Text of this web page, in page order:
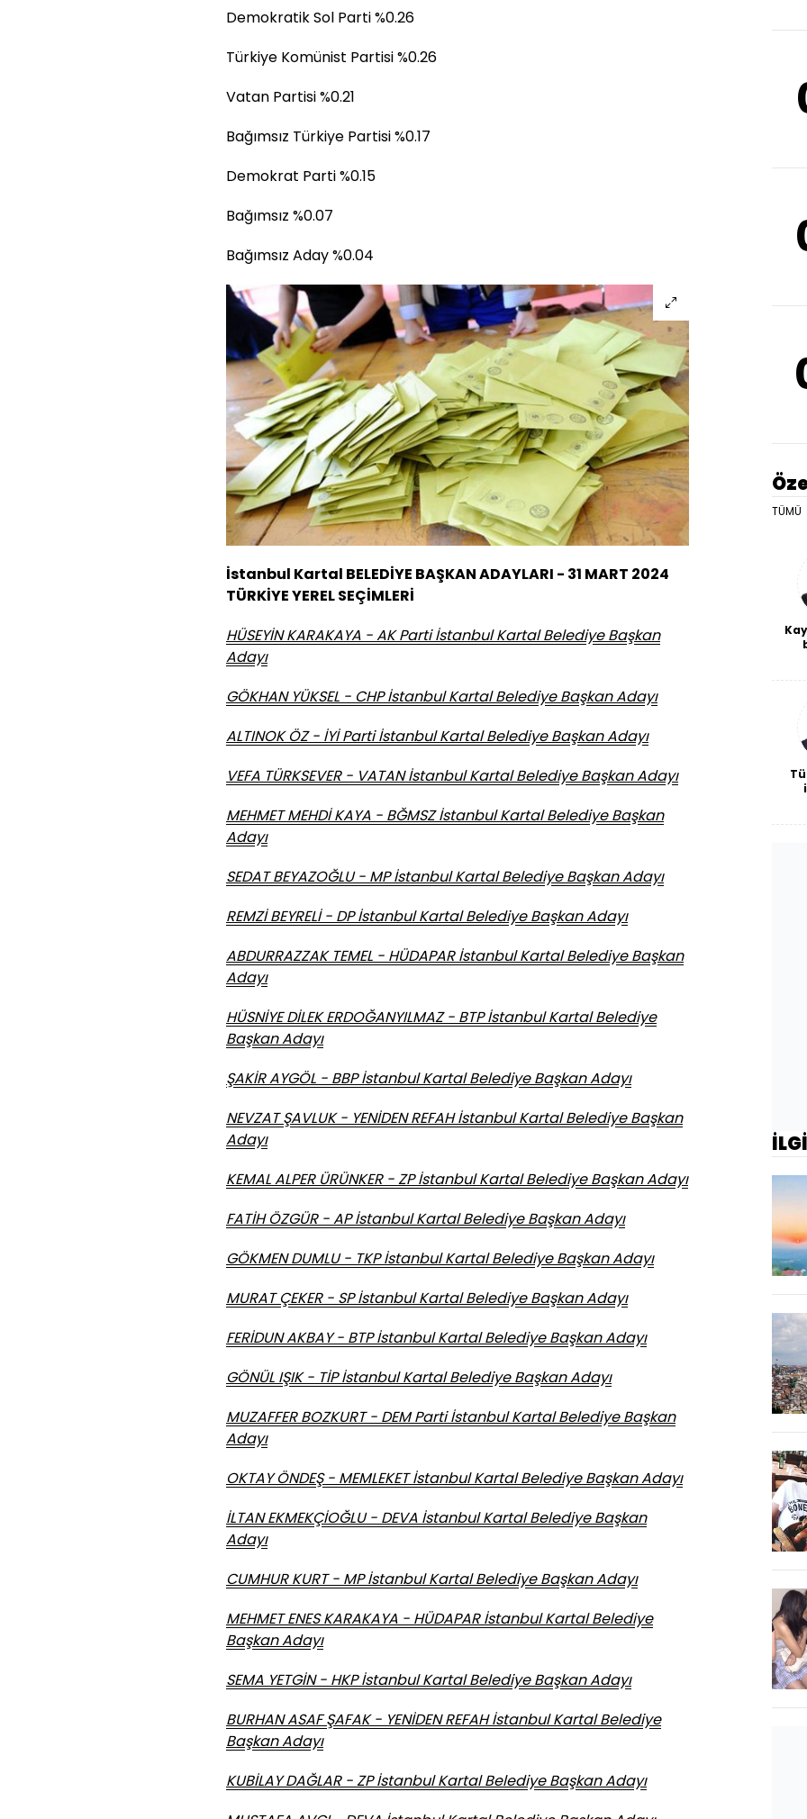
Demokratik Sol Parti %0.26
Türkiye Komünist Partisi %0.26
Vatan Partisi %0.21
Bağımsız Türkiye Partisi %0.17
Demokrat Parti %0.15
Bağımsız %0.07
Bağımsız Aday %0.04
İstanbul Kartal BELEDİYE BAŞKAN ADAYLARI - 31 MART 2024
TÜRKİYE YEREL SEÇİMLERİ
HÜSEYİN KARAKAYA - AK Parti İstanbul Kartal Belediye Başkan
Adayı
GÖKHAN YÜKSEL - CHP İstanbul Kartal Belediye Başkan Adayı
ALTINOK ÖZ - İYİ Parti İstanbul Kartal Belediye Başkan Adayı
VEFA TÜRKSEVER - VATAN İstanbul Kartal Belediye Başkan Adayı
MEHMET MEHDİ KAYA - BĞMSZ İstanbul Kartal Belediye Başkan
Adayı
SEDAT BEYAZOĞLU - MP İstanbul Kartal Belediye Başkan Adayı
REMZİ BEYRELİ - DP İstanbul Kartal Belediye Başkan Adayı
ABDURRAZZAK TEMEL - HÜDAPAR İstanbul Kartal Belediye Başkan
Adayı
HÜSNİYE DİLEK ERDOĞANYILMAZ - BTP İstanbul Kartal Belediye
Başkan Adayı
ŞAKİR AYGÖL - BBP İstanbul Kartal Belediye Başkan Adayı
NEVZAT ŞAVLUK - YENİDEN REFAH İstanbul Kartal Belediye Başkan
Adayı
KEMAL ALPER ÜRÜNKER - ZP İstanbul Kartal Belediye Başkan Adayı
FATİH ÖZGÜR - AP İstanbul Kartal Belediye Başkan Adayı
GÖKMEN DUMLU - TKP İstanbul Kartal Belediye Başkan Adayı
MURAT ÇEKER - SP İstanbul Kartal Belediye Başkan Adayı
FERİDUN AKBAY - BTP İstanbul Kartal Belediye Başkan Adayı
GÖNÜL IŞIK - TİP İstanbul Kartal Belediye Başkan Adayı
MUZAFFER BOZKURT - DEM Parti İstanbul Kartal Belediye Başkan
Adayı
OKTAY ÖNDEŞ - MEMLEKET İstanbul Kartal Belediye Başkan Adayı
İLTAN EKMEKÇİOĞLU - DEVA İstanbul Kartal Belediye Başkan
Adayı
CUMHUR KURT - MP İstanbul Kartal Belediye Başkan Adayı
MEHMET ENES KARAKAYA - HÜDAPAR İstanbul Kartal Belediye
Başkan Adayı
SEMA YETGİN - HKP İstanbul Kartal Belediye Başkan Adayı
BURHAN ASAF ŞAFAK - YENİDEN REFAH İstanbul Kartal Belediye
Başkan Adayı
KUBİLAY DAĞLAR - ZP İstanbul Kartal Belediye Başkan Adayı
TÜMÜ